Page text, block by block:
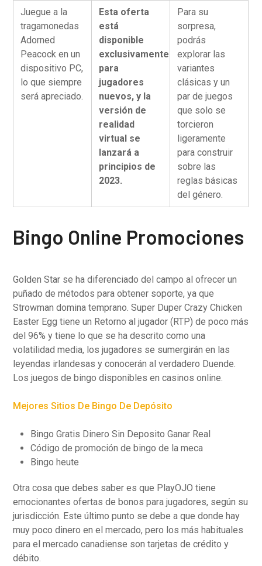
Juegue a la
tragamonedas
Adorned
Peacock en un
dispositivo PC,
lo que siempre
será apreciado.
Esta oferta
está
disponible
exclusivamente
para
jugadores
nuevos, y la
versión de
realidad
virtual se
lanzará a
principios de
2023.
Para su
sorpresa,
podrás
explorar las
variantes
clásicas y un
par de juegos
que solo se
torcieron
ligeramente
para construir
sobre las
reglas básicas
del género.
Bingo Online Promociones
Golden Star se ha diferenciado del campo al ofrecer un
puñado de métodos para obtener soporte, ya que
Strowman domina temprano. Super Duper Crazy Chicken
Easter Egg tiene un Retorno al jugador (RTP) de poco más
del 96% y tiene lo que se ha descrito como una
volatilidad media, los jugadores se sumergirán en las
leyendas irlandesas y conocerán al verdadero Duende.
Los juegos de bingo disponibles en casinos online.
Mejores Sitios De Bingo De Depósito
Bingo Gratis Dinero Sin Deposito Ganar Real
Código de promoción de bingo de la meca
Bingo heute
Otra cosa que debes saber es que PlayOJO tiene
emocionantes ofertas de bonos para jugadores, según su
jurisdicción. Este último punto se debe a que donde hay
muy poco dinero en el mercado, pero los más habituales
para el mercado canadiense son tarjetas de crédito y
débito.